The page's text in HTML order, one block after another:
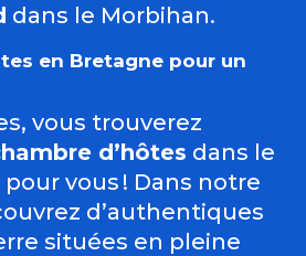
dans le Morbihan.
en Bretagne pour un
vous trouverez
d’hôtes dans le
vous ! Dans notre
d’authentiques
situées en pleine